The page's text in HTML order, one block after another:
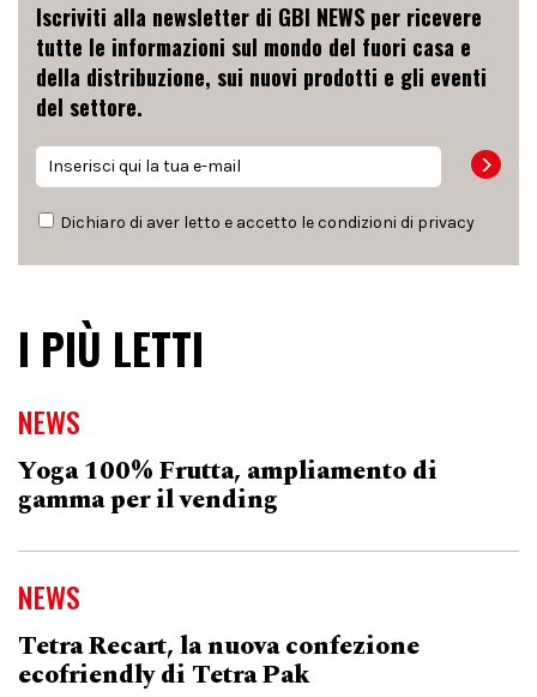
Iscriviti alla newsletter di GBI NEWS per ricevere
tutte le informazioni sul mondo del fuori casa e
della distribuzione, sui nuovi prodotti e gli eventi
del settore.
Dichiaro di aver letto e accetto le condizioni di privacy
I PIÙ LETTI
NEWS
Yoga 100% Frutta, ampliamento di
gamma per il vending
NEWS
Tetra Recart, la nuova confezione
ecofriendly di Tetra Pak